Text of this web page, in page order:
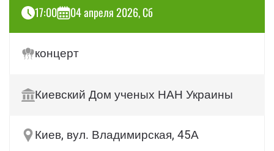
17:00 04 апреля 2026, Сб
концерт
Киевский Дом ученых НАН Украины
Киев, вул. Владимирская, 45А